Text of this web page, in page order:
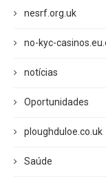
nesrf.org.uk
no-kyc-
notícias
Oportunidades
ploughduloe.co.uk
Saúde